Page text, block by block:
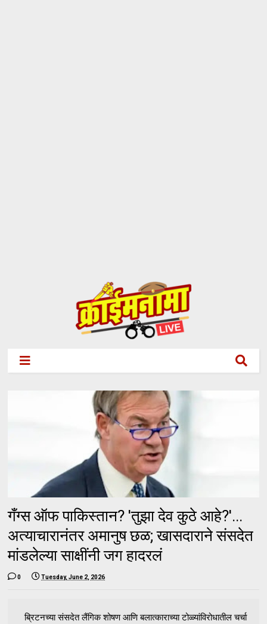
गँग्स ऑफ पाकिस्तान? 'तुझा देव कुठे आहे?'...
अत्याचारानंतर अमानुष छळ; खासदाराने संसदेत
मांडलेल्या साक्षींनी जग हादरलं
0 Tuesday, June 2, 2026
ब्रिटनच्या संसदेत लैंगिक शोषण आणि बलात्काराच्या टोळ्यांविरोधातील चर्चा